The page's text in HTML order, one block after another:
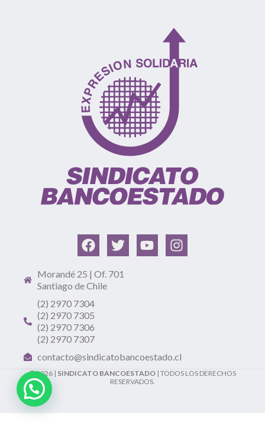
Morandé 25 | Of. 701
Santiago de Chile
(2) 2970 7304
(2) 2970 7305
(2) 2970 7306
(2) 2970 7307
contacto@sindicatobancoestado.cl
© 2026 | SINDICATO BANCOESTADO | TODOS LOS DERECHOS
RESERVADOS.